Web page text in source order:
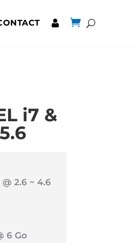

i7 &
2.6 ~ 4.6
6 Go